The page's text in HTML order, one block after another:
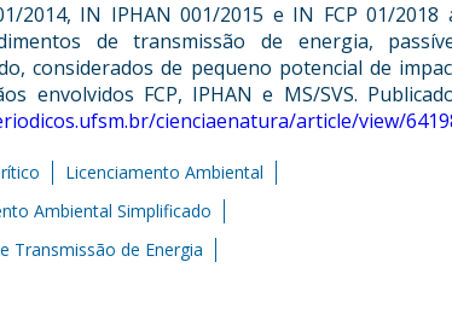
2014, IN IPHAN 001/2015 e IN FCP 01/
de transmissão de energia,
considerados de pequeno potencial de
envolvidos FCP, IPHAN e MS/SVS.
cienciaenatura/article/view/
Licenciamento Ambiental
Ambiental Simplificado
Transmissão de Energia